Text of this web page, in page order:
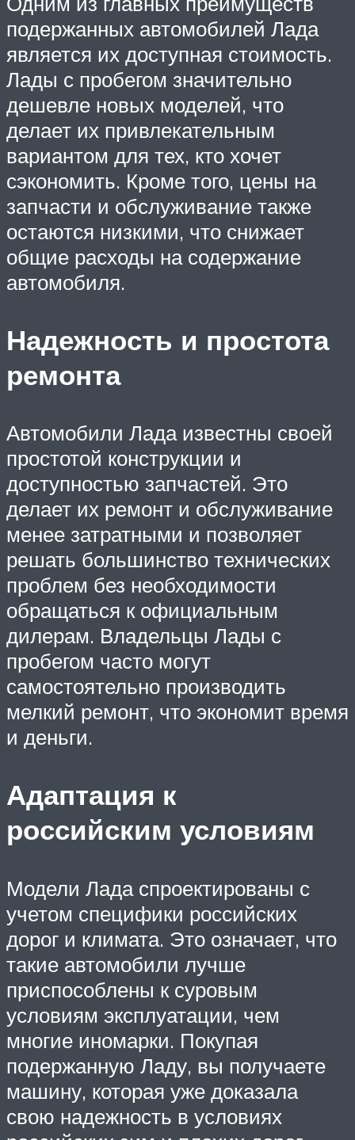
подержанных автомобилей Лада
является их доступная стоимость.
Лады с пробегом значительно
дешевле новых моделей, что
делает их привлекательным
вариантом для тех, кто хочет
сэкономить. Кроме того, цены на
запчасти и обслуживание также
остаются низкими, что снижает
общие расходы на содержание
автомобиля.
Надежность и простота
ремонта
Автомобили Лада известны своей
простотой конструкции и
доступностью запчастей. Это
делает их ремонт и обслуживание
менее затратными и позволяет
решать большинство технических
проблем без необходимости
обращаться к официальным
дилерам. Владельцы Лады с
пробегом часто могут
самостоятельно производить
мелкий ремонт, что экономит время
и деньги.
Адаптация к
российским условиям
Модели Лада спроектированы с
учетом специфики российских
дорог и климата. Это означает, что
такие автомобили лучше
приспособлены к суровым
условиям эксплуатации, чем
многие иномарки. Покупая
подержанную Ладу, вы получаете
машину, которая уже доказала
свою надежность в условиях